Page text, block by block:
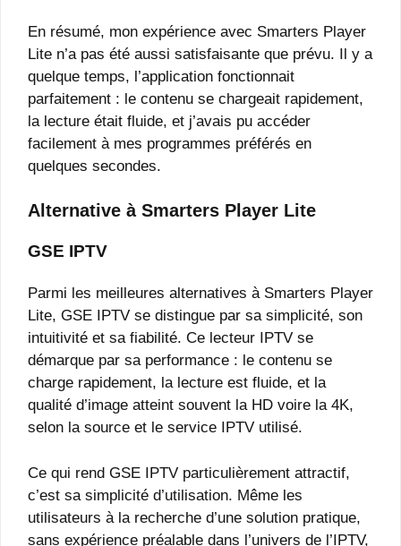
En résumé, mon expérience avec Smarters Player
Lite n’a pas été aussi satisfaisante que prévu. Il y a
quelque temps, l’application fonctionnait
parfaitement : le contenu se chargeait rapidement,
la lecture était fluide, et j’avais pu accéder
facilement à mes programmes préférés en
quelques secondes.
Alternative à Smarters Player Lite
GSE IPTV
Parmi les meilleures alternatives à Smarters Player
Lite, GSE IPTV se distingue par sa simplicité, son
intuitivité et sa fiabilité. Ce lecteur IPTV se
démarque par sa performance : le contenu se
charge rapidement, la lecture est fluide, et la
qualité d’image atteint souvent la HD voire la 4K,
selon la source et le service IPTV utilisé.
Ce qui rend GSE IPTV particulièrement attractif,
c’est sa simplicité d’utilisation. Même les
utilisateurs à la recherche d’une solution pratique,
sans expérience préalable dans l’univers de l’IPTV,